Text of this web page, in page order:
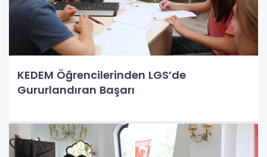
KEDEM Öğrencilerinden LGS’de
Gururlandıran Başarı